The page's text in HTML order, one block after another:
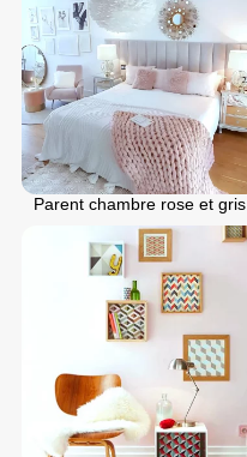
Parent chambre rose et gris